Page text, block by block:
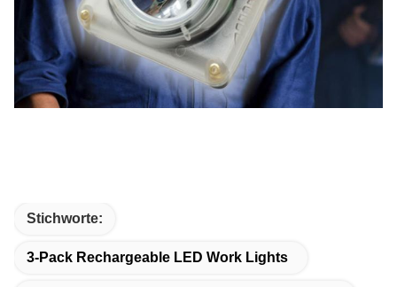
Stichworte:
3-Pack Rechargeable LED Work Lights